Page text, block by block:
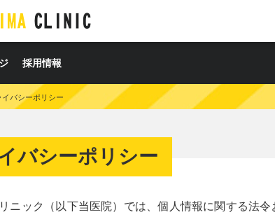
採用情報
イバシーポリシー
バシーポリシー
ニック（以下当医院）では、個人情報に関する法